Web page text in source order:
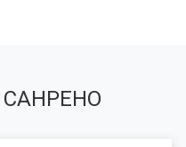
САНРЕНО